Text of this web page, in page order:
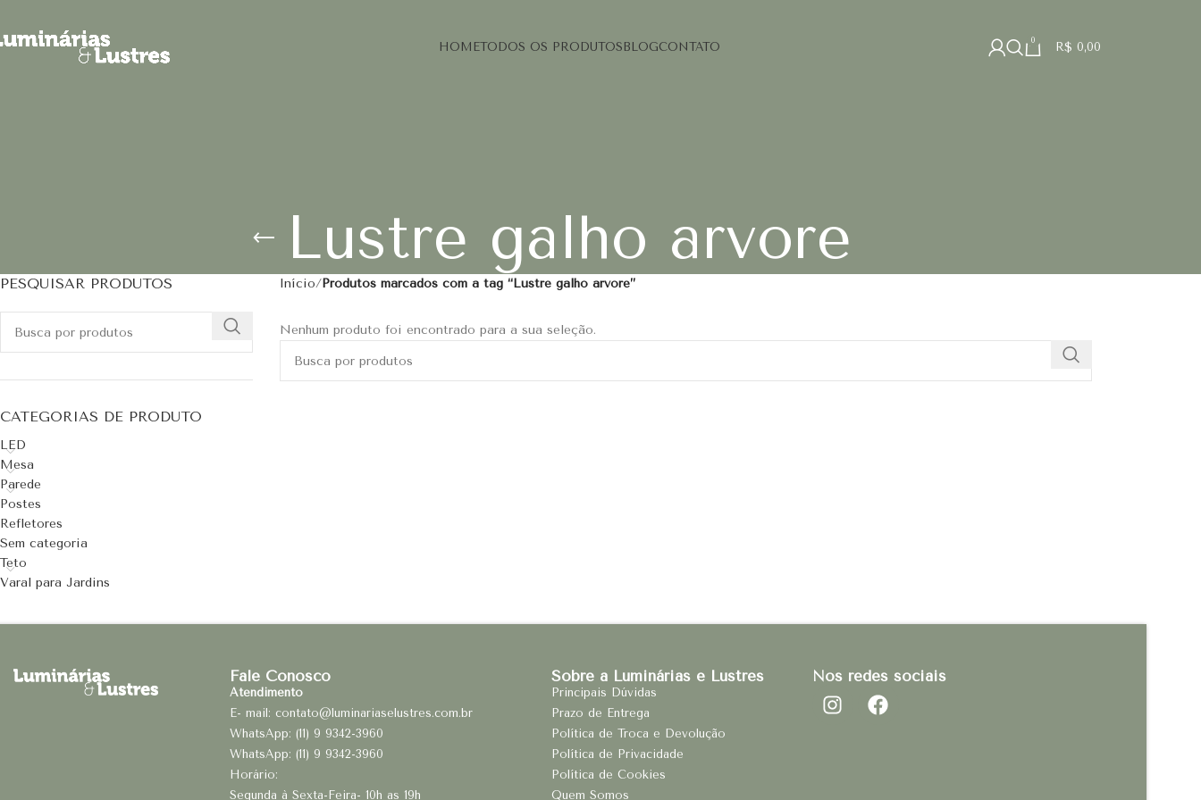
HOMETODOS OS PRODUTOS BLOGCONTATO
0
R$ 0,00
Lustre galho arvore
PESQUISAR PRODUTOS
CATEGORIAS DE PRODUTO
LED
Mesa
Parede
Postes
Refletores
Sem categoria
Teto
Varal para Jardins
Início Produtos marcados com a tag “Lustre galho arvore”
Nenhum produto foi encontrado para a sua seleção.
Fale Conosco
Atendimento
E- mail: contato@luminariaselustres.com.br
WhatsApp: (11) 9 9342-3960
WhatsApp: (11) 9 9342-3960
Horário:
Segunda à Sexta-Feira- 10h as 19h
Sobre a Luminárias e Lustres
Principais Dúvidas
Prazo de Entrega
Política de Troca e Devolução
Política de Privacidade
Política de Cookies
Quem Somos
Nos redes sociais